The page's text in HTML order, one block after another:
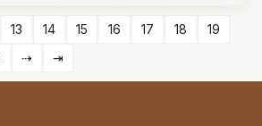
13 14 15 16 17 18
19
⇢ ⇥